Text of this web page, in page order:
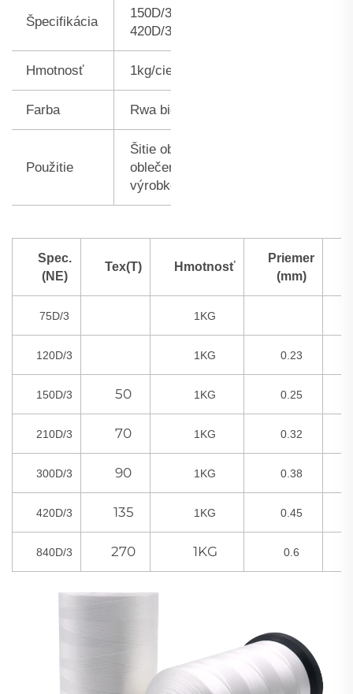
Špecifikácia
150D/3 210D/3
420D/3
Hmotnosť 1kg/cievka
Farba Rwa biela
Použitie
Šitie obuvi, gaučov,
oblečenia, kôžnych
výrobkov...
Spec.
(NE)
Tex(T) Hmotnosť
Priemer
(mm)
75D/3 1KG
120D/3 1KG 0.23
150D/3 50 1KG 0.25
210D/3 70 1KG 0.32
300D/3 90 1KG 0.38
420D/3 135 1KG 0.45
840D/3 270 1KG 0.6